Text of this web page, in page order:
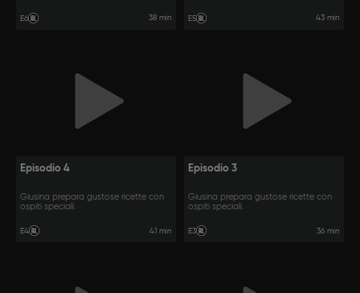
E6 38 min E5 43 min
Episodio 4
Giusina prepara gustose ricette con
ospiti speciali.
E4 41 min
Episodio 3
Giusina prepara gustose ricette con
ospiti speciali.
E3 36 min